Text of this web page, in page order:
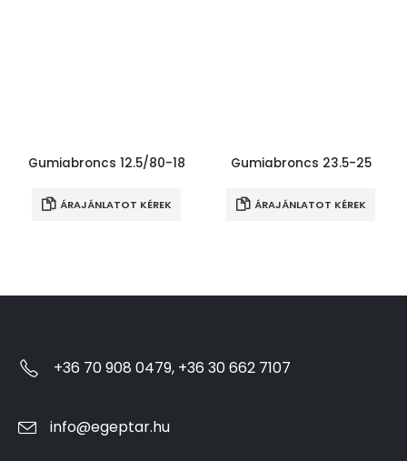
Gumiabroncs 12.5/80-18
ÁRAJÁNLATOT KÉREK
Gumiabroncs 23.5-25
ÁRAJÁNLATOT KÉREK
+36 70 908 0479, +36 30 662 7107
info@egeptar.hu